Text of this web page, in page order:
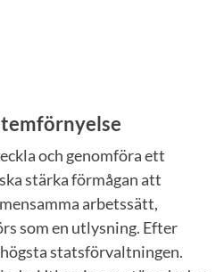
och genomföra ett
stärka förmågan att
arbetssätt,
som en utlysning. Efter
statsförvaltningen.